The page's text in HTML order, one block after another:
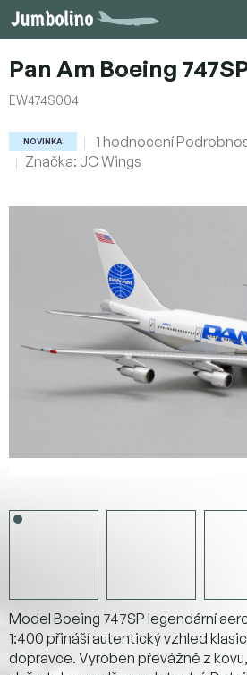
Přejít
na
Pan Am Boeing
EW474S004
NOVINKA
Průměrné
hodnocení
z
5
hvězdiček.
1 hodnocení
Značka: JC Wings
Model Boeing 747SP legendární
1:400 přináší autentický vzhled
dopravce. Vyroben převážně z